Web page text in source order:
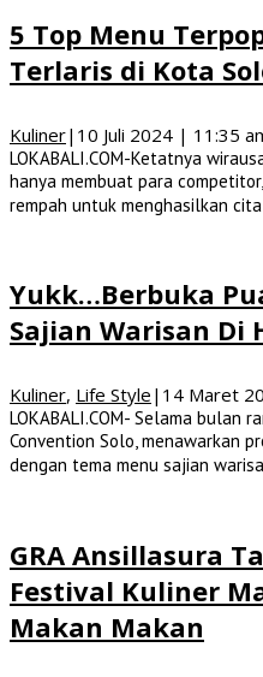
5 Top Menu
Terlaris di Kota
Kuliner| 10 Juli 2024 | 11:35
LOKABALI.COM-Ketatnya
hanya membuat para
rempah untuk menghasilkan
Yukk…Berbuka
Sajian Warisan Di
Kuliner, Life Style | 14 Maret
LOKABALI.COM- Selama bulan
Convention Solo, menawarkan
dengan tema menu sajian
GRA Ansillasura
Festival Kuliner
Makan Makan